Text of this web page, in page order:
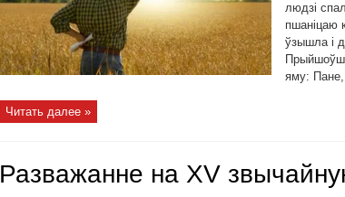
людзі
пшаніцаю
ўзышла і
яму:
Читать далее »
Разважанне на ХV